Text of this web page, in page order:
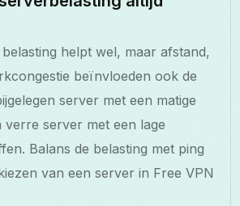
helpt wel, maar afstand,
beïnvloeden ook de
server met een matige
verre server met een lage
Balans de belasting met ping
van een server in Free VPN